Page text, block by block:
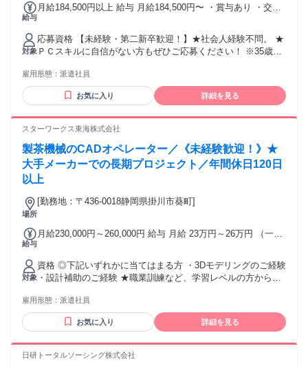
給与
月給184,500円以上 給与 月給184,500円〜 ・賞与あり ・交通
（年1回）
対象
応募資格 【未経験・第二新卒歓迎！】★社会人経験不問。 ★
ＰＣスキルに自信がない方もぜひご応募ください！ ※35歳ま
にもオススメ／ ・安定して長く働きたい方 ・コミュニケーシ
ョン取ることが好きな方 ・誰かのサポートをしたい方 ◎無期
雇用派遣
雇用形態： 派遣社員
お気に入り 詳細を見る
スターワークス東海株式会社
製茶機械のCADオペレーター／《未経験歓迎！》★
大手メーカーでの長期プロジェクト／年間休日120日
以上
場所
[勤務地：〒436-0018静岡県掛川市葵町]
給与
月給230,000円～260,000円 給与 月給 23万円～26万円 （一律
給) ※年齢・経験を考慮の上、当社規定により優遇いたしま
す。 ★賞与 年2回(4ヶ月分) ★昇給 年1回 【年収例】 850万円
／49歳・経験者・入社7年目（月給50万円+賞与＋諸手当）
650万円／36歳・経験者・入社8年目（月給35万円+賞与＋諸
与） 交通費：交通費支給 1か月3万円を上限
対象
資格 ◎下記いずれかに当てはまる方 ・3Dモデリングのご経験
・設計補助のご経験 ★職業訓練など、学習レベルの方からも
績がある方は内定前提で選考させていただきます。
雇用形態： 派遣社員
お気に入り 詳細を見る
日研トータルソーシング株式会社